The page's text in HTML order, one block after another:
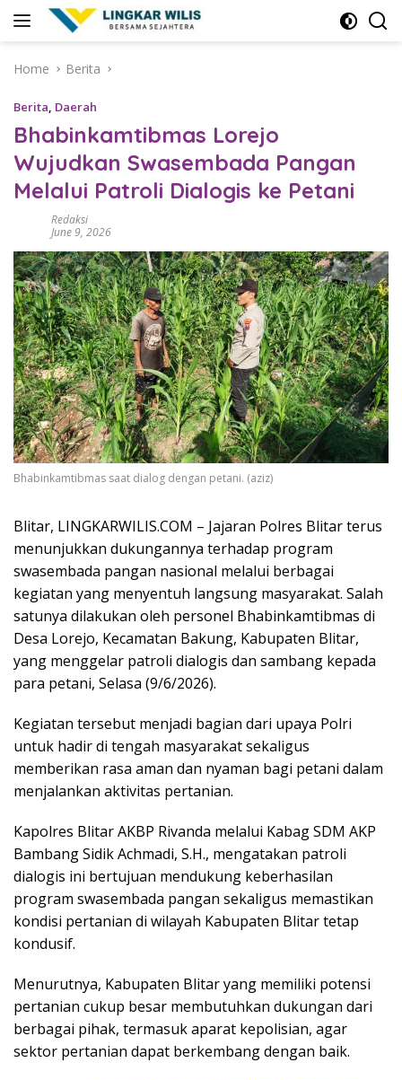
Home
Berita
Berita, Daerah
Bhabinkamtibmas Lorejo
Wujudkan Swasembada Pangan
Melalui Patroli Dialogis ke Petani
Redaksi
June 9, 2026
Bhabinkamtibmas saat dialog dengan petani. (aziz)
Blitar, LINGKARWILIS.COM – Jajaran Polres Blitar terus
menunjukkan dukungannya terhadap program
swasembada pangan nasional melalui berbagai
kegiatan yang menyentuh langsung masyarakat. Salah
satunya dilakukan oleh personel Bhabinkamtibmas di
Desa Lorejo, Kecamatan Bakung, Kabupaten Blitar,
yang menggelar patroli dialogis dan sambang kepada
para petani, Selasa (9/6/2026).
Kegiatan tersebut menjadi bagian dari upaya Polri
untuk hadir di tengah masyarakat sekaligus
memberikan rasa aman dan nyaman bagi petani dalam
menjalankan aktivitas pertanian.
Kapolres Blitar AKBP Rivanda melalui Kabag SDM AKP
Bambang Sidik Achmadi, S.H., mengatakan patroli
dialogis ini bertujuan mendukung keberhasilan
program swasembada pangan sekaligus memastikan
kondisi pertanian di wilayah Kabupaten Blitar tetap
kondusif.
Menurutnya, Kabupaten Blitar yang memiliki potensi
pertanian cukup besar membutuhkan dukungan dari
berbagai pihak, termasuk aparat kepolisian, agar
sektor pertanian dapat berkembang dengan baik.